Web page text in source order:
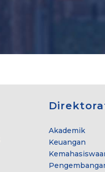
Akademik
Keuangan